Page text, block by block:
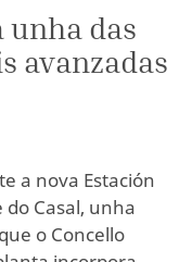
unha das
avanzadas
a nova Estación
Casal, unha
o Concello